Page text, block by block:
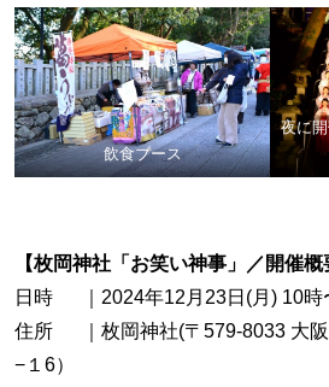
飲食ブース
夜に
【枚岡神社「お笑い神事」／開催概
日時 ｜2024年12月23日(月) 10時
住所 ｜枚岡神社(〒579-8033 大阪
−１6）